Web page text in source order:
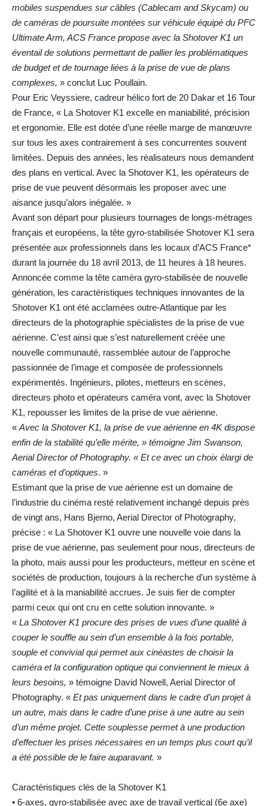
mobiles suspendues sur câbles (Cablecam and Skycam) ou
de caméras de poursuite montées sur véhicule équipé du PFC
Ultimate Arm, ACS France propose avec la Shotover K1 un
éventail de solutions permettant de pallier les problématiques
de budget et de tournage liées à la prise de vue de plans
complexes, » conclut Luc Poullain.
Pour Eric Veyssiere, cadreur hélico fort de 20 Dakar et 16 Tour
de France, « La Shotover K1 excelle en maniabilité, précision
et ergonomie. Elle est dotée d’une réelle marge de manœuvre
sur tous les axes contrairement à ses concurrentes souvent
limitées. Depuis des années, les réalisateurs nous demandent
des plans en vertical. Avec la Shotover K1, les opérateurs de
prise de vue peuvent désormais les proposer avec une
aisance jusqu’alors inégalée. »
Avant son départ pour plusieurs tournages de longs-métrages
français et européens, la tête gyro-stabilisée Shotover K1 sera
présentée aux professionnels dans les locaux d’ACS France*
durant la journée du 18 avril 2013, de 11 heures à 18 heures.
Annoncée comme la tête caméra gyro-stabilisée de nouvelle
génération, les caractéristiques techniques innovantes de la
Shotover K1 ont été acclamées outre-Atlantique par les
directeurs de la photographie spécialistes de la prise de vue
aérienne. C’est ainsi que s’est naturellement créée une
nouvelle communauté, rassemblée autour de l’approche
passionnée de l’image et composée de professionnels
expérimentés. Ingénieurs, pilotes, metteurs en scènes,
directeurs photo et opérateurs caméra vont, avec la Shotover
K1, repousser les limites de la prise de vue aérienne.
« Avec la Shotover K1, la prise de vue aérienne en 4K dispose
enfin de la stabilité qu’elle mérite, » témoigne Jim Swanson,
Aerial Director of Photography. « Et ce avec un choix élargi de
caméras et d’optiques. »
Estimant que la prise de vue aérienne est un domaine de
l’industrie du cinéma resté relativement inchangé depuis près
de vingt ans, Hans Bjerno, Aerial Director of Photography,
précise : « La Shotover K1 ouvre une nouvelle voie dans la
prise de vue aérienne, pas seulement pour nous, directeurs de
la photo, mais aussi pour les producteurs, metteur en scène et
sociétés de production, toujours à la recherche d’un système à
l’agilité et à la maniabilité accrues. Je suis fier de compter
parmi ceux qui ont cru en cette solution innovante. »
« La Shotover K1 procure des prises de vues d’une qualité à
couper le souffle au sein d’un ensemble à la fois portable,
souple et convivial qui permet aux cinéastes de choisir la
caméra et la configuration optique qui conviennent le mieux à
leurs besoins, » témoigne David Nowell, Aerial Director of
Photography. « Et pas uniquement dans le cadre d’un projet à
un autre, mais dans le cadre d’une prise à une autre au sein
d’un même projet. Cette souplesse permet à une production
d’effectuer les prises nécessaires en un temps plus court qu’il
a été possible de le faire auparavant. »
Caractéristiques clés de la Shotover K1
• 6-axes, gyro-stabilisée avec axe de travail vertical (6e axe)